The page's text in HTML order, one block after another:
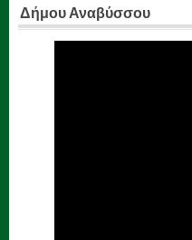
Δήμου Αναβύσσου